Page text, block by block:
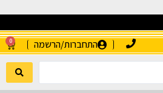
התחברות/הרשמה 0